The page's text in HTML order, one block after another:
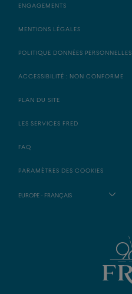
ENGAGEMENTS
MENTIONS LÉGALES
POLITIQUE DONNÉES PERSONNELLES
ACCESSIBILITÉ : NON CONFORME
PLAN DU SITE
LES SERVICES FRED
FAQ
PARAMÈTRES DES COOKIES
EUROPE - FRANÇAIS